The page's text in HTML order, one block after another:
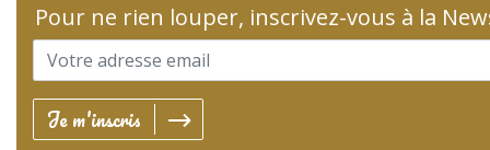
Pour ne rien louper, inscrivez-vous à la
Je m'inscris